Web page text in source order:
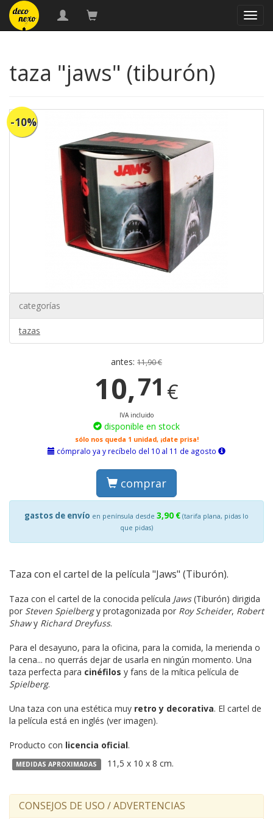
taza "jaws" (tiburón)
-10%
categorías
tazas
antes: 11,90 €
10,71 €
IVA incluido
disponible en stock
sólo nos queda 1 unidad, ¡date prisa!
cómpralo ya y recíbelo del 10 al 11 de agosto
comprar
gastos de envío en península desde 3,90 € (tarifa plana, pidas lo
que pidas)
Taza con el cartel de la película "Jaws" (Tiburón).
Taza con el cartel de la conocida película Jaws(Tiburón) dirigida
por Steven Spielbergy protagonizada por Roy Scheider, Robert
Shawy Richard Dreyfuss.
Para el desayuno, para la oficina, para la comida, la merienda o
la cena... no querrás dejar de usarla en ningún momento. Una
taza perfecta para cinéfilos y fans de la mítica película de
Spielberg.
Una taza con una estética muy retro y decorativa. El cartel de
la película está en inglés (ver imagen).
Producto con licencia oficial.
MEDIDAS APROXIMADAS 11,5 x 10 x 8 cm.
CONSEJOS DE USO / ADVERTENCIAS